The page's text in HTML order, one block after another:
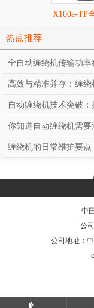
X100a-TP
热点推荐
全自动缠绕机传输功率
高效与精准并存：缠
自动缠绕机技术突破
你知道自动缠绕机需要
缠绕机的日常维护要点
中
公
公司地址：